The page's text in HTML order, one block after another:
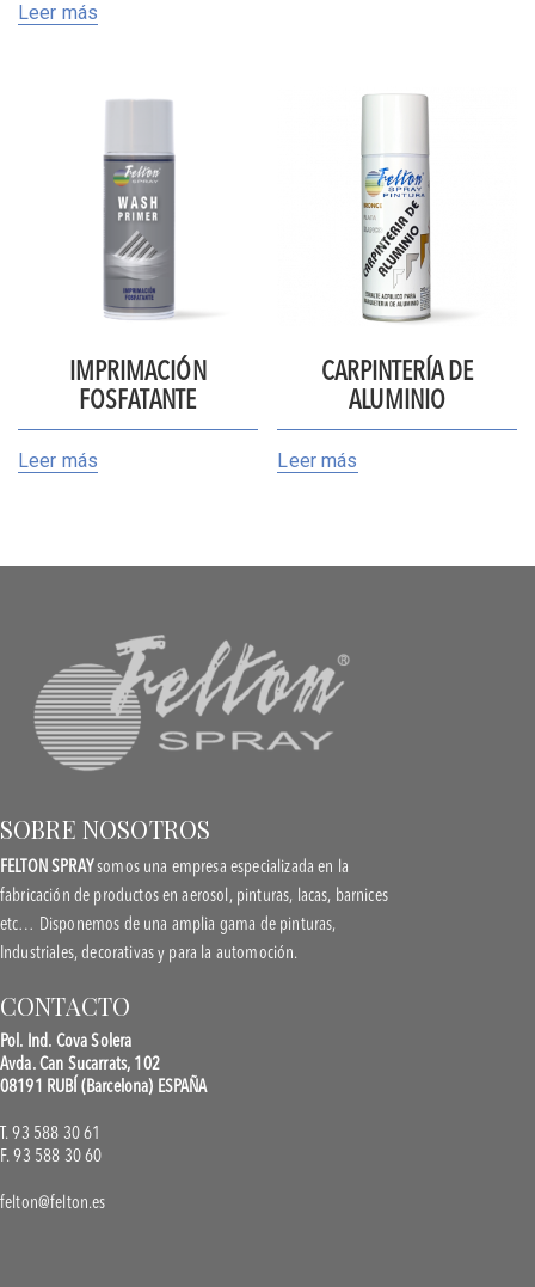
Leer más
IMPRIMACIÓN
FOSFATANTE
Leer más
CARPINTERÍA DE
ALUMINIO
Leer más
SOBRE NOSOTROS
FELTON SPRAYsomos una empresa especializada en la
fabricación de productos en aerosol, pinturas, lacas, barnices
etc… Disponemos de una amplia gama de pinturas,
Industriales, decorativas y para la automoción.
CONTACTO
Pol. Ind. Cova Solera
Avda. Can Sucarrats, 102
08191 RUBÍ (Barcelona) ESPAÑA
T. 93 588 30 61
F. 93 588 30 60
felton@felton.es